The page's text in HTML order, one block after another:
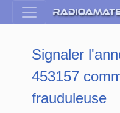
Signaler
453157
frauduleuse